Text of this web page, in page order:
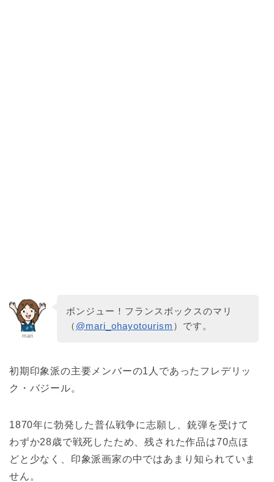
mari
ボンジュー！フランスボックスのマリ
（ @mari_ohayotourism ）です。
初期印象派の主要メンバーの1人であったフレデリッ
ク・バジール。
1870年に勃発した普仏戦争に志願し、銃弾を受けて
わずか28歳で戦死したため、残された作品は70点ほ
どと少なく、印象派画家の中ではあまり知られていま
せん。